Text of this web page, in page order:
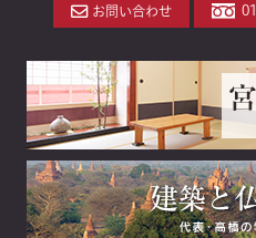
お問い合わせ